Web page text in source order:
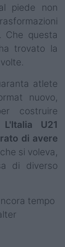
piede non
questa
trovato la
atlete
nuovo,
costruire
L'Italia U21
di avere
si voleva,
di diverso
tempo